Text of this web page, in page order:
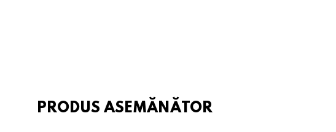
PRODUS ASEMĂNĂTOR